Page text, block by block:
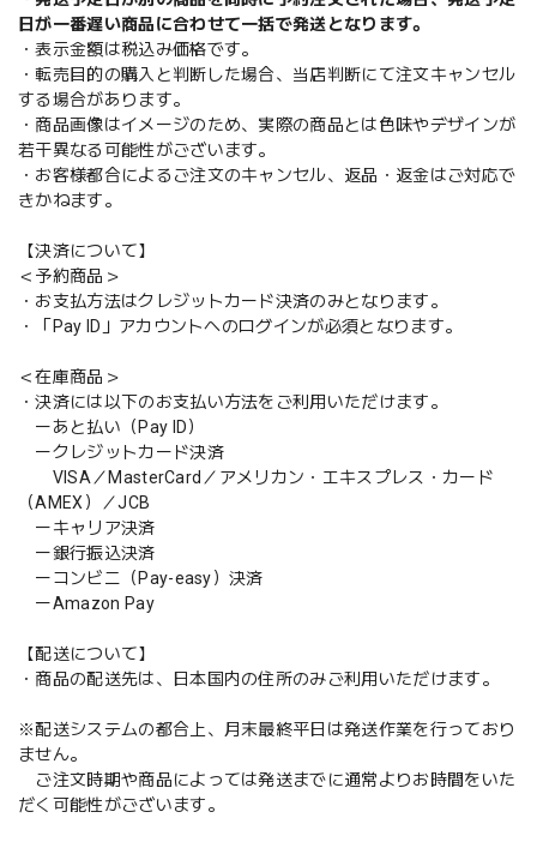
日が一番遅い商品に合わせて一括で発送となります。
・表示金額は税込み価格です。
・転売目的の購入と判断した場合、当店判断にて注文キャンセル
する場合があります。
・商品画像はイメージのため、実際の商品とは色味やデザインが
若干異なる可能性がございます。
・お客様都合によるご注文のキャンセル、返品・返金はご対応で
きかねます。
【決済について】
＜予約商品＞
・お支払方法はクレジットカード決済のみとなります。
・「Pay ID」アカウントへのログインが必須となります。
＜在庫商品＞
・決済には以下のお支払い方法をご利用いただけます。
ーあと払い（Pay ID）
ークレジットカード決済
VISA／MasterCard／アメリカン・エキスプレス・カード
（AMEX）／JCB
ーキャリア決済
ー銀行振込決済
ーコンビニ（Pay-easy）決済
ーAmazon Pay
【配送について】
・商品の配送先は、日本国内の住所のみご利用いただけます。
※配送システムの都合上、月末最終平日は発送作業を行っており
ません。
ご注文時期や商品によっては発送までに通常よりお時間をいた
だく可能性がございます。